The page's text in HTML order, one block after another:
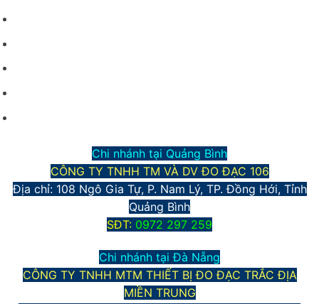
Chi nhánh tại Quảng Bình
CÔNG TY TNHH TM VÀ DV ĐO ĐẠC 106
Địa chỉ: 108 Ngô Gia Tự, P. Nam Lý, TP. Đồng Hới, Tỉnh
Quảng Bình
SĐT: 0972 297 259
Chi nhánh tại Đà Nẵng
CÔNG TY TNHH MTM THIẾT BỊ ĐO ĐẠC TRẮC ĐỊA
MIỀN TRUNG